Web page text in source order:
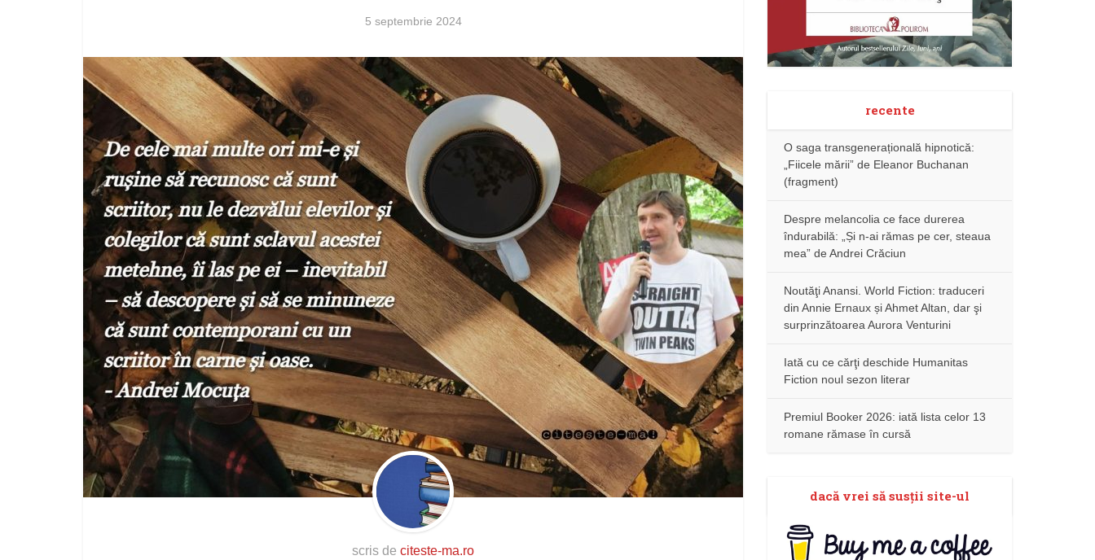
5 septembrie 2024
scris de citeste-ma.ro
recente
O saga transgenerațională hipnotică:
„Fiicele mării” de Eleanor Buchanan
(fragment)
Despre melancolia ce face durerea
îndurabilă: „Și n-ai rămas pe cer, steaua
mea” de Andrei Crăciun
Noutăţi Anansi. World Fiction: traduceri
din Annie Ernaux și Ahmet Altan, dar şi
surprinzătoarea Aurora Venturini
Iată cu ce cărţi deschide Humanitas
Fiction noul sezon literar
Premiul Booker 2026: iată lista celor 13
romane rămase în cursă
dacă vrei să susţii site-ul